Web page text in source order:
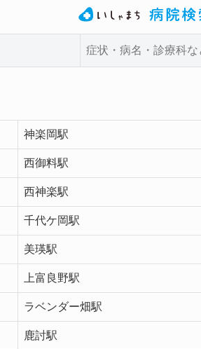
神楽岡駅
西御料駅
西神楽駅
千代ケ岡駅
美瑛駅
上富良野駅
ラベンダー畑駅
鹿討駅